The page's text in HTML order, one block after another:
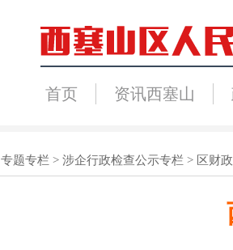
首页 资讯西塞山
专题专栏 > 涉企行政检查公示专栏 > 区财